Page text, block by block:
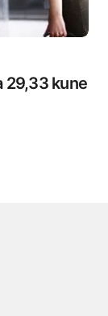
29,33 kune